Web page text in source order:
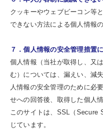
クッキーやウェブビーコン等
できない方法による個人情報
７．個人情報の安全管理措置
個人情報（当社が取得し、又
む）については、漏えい、減
人情報の安全管理のために必
せへの回答後、取得した個人
このサイトは、SSL（Secure
じています。